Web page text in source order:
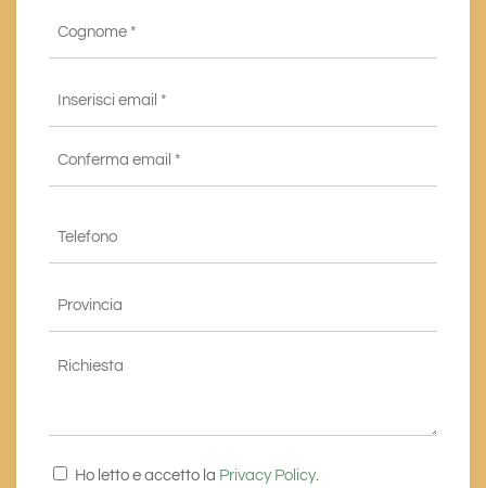
email
*
Richiesta
Consenso
Ho letto e accetto la Privacy Policy.